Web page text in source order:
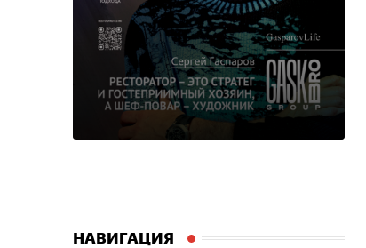
НАВИГАЦИЯ